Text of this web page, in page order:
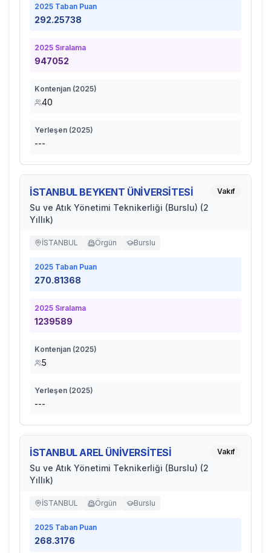
2025 Taban Puan
292.25738
2025 Sıralama
947052
Kontenjan (2025)
40
Yerleşen (2025)
---
İSTANBUL BEYKENT ÜNİVERSİTESİ
Su ve Atık Yönetimi Teknikerliği (Burslu) (2
Yıllık)
Vakıf
İSTANBUL Örgün Burslu
2025 Taban Puan
270.81368
2025 Sıralama
1239589
Kontenjan (2025)
5
Yerleşen (2025)
---
İSTANBUL AREL ÜNİVERSİTESİ
Su ve Atık Yönetimi Teknikerliği (Burslu) (2
Yıllık)
Vakıf
İSTANBUL Örgün Burslu
2025 Taban Puan
268.3176